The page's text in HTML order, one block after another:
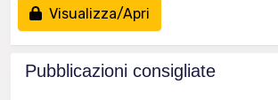
Visualizza/Apri
Pubblicazioni consigliate